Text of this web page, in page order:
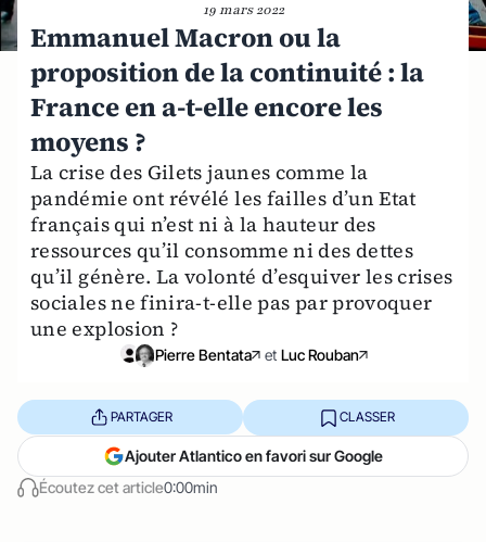
19 mars 2022
Emmanuel Macron ou la
proposition de la continuité : la
France en a-t-elle encore les
moyens ?
La crise des Gilets jaunes comme la
pandémie ont révélé les failles d’un Etat
français qui n’est ni à la hauteur des
ressources qu’il consomme ni des dettes
qu’il génère. La volonté d’esquiver les crises
sociales ne finira-t-elle pas par provoquer
une explosion ?
Pierre Bentata et Luc Rouban
Écoutez cet article0:00min
PARTAGER CLASSER
Ajouter Atlantico en favori sur Google